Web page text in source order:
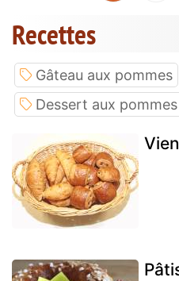
Recettes
Gâteau aux pommes
Dessert aux pommes